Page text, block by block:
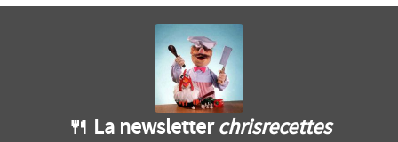
🍴 La newsletter chrisrecettes